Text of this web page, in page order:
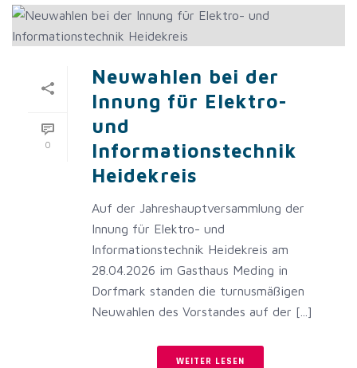
0
Neuwahlen bei der
Innung für Elektro-
und
Informationstechnik
Heidekreis
Auf der Jahreshauptversammlung der
Innung für Elektro- und
Informationstechnik Heidekreis am
28.04.2026 im Gasthaus Meding in
Dorfmark standen die turnusmäßigen
Neuwahlen des Vorstandes auf der [...]
WEITER LESEN